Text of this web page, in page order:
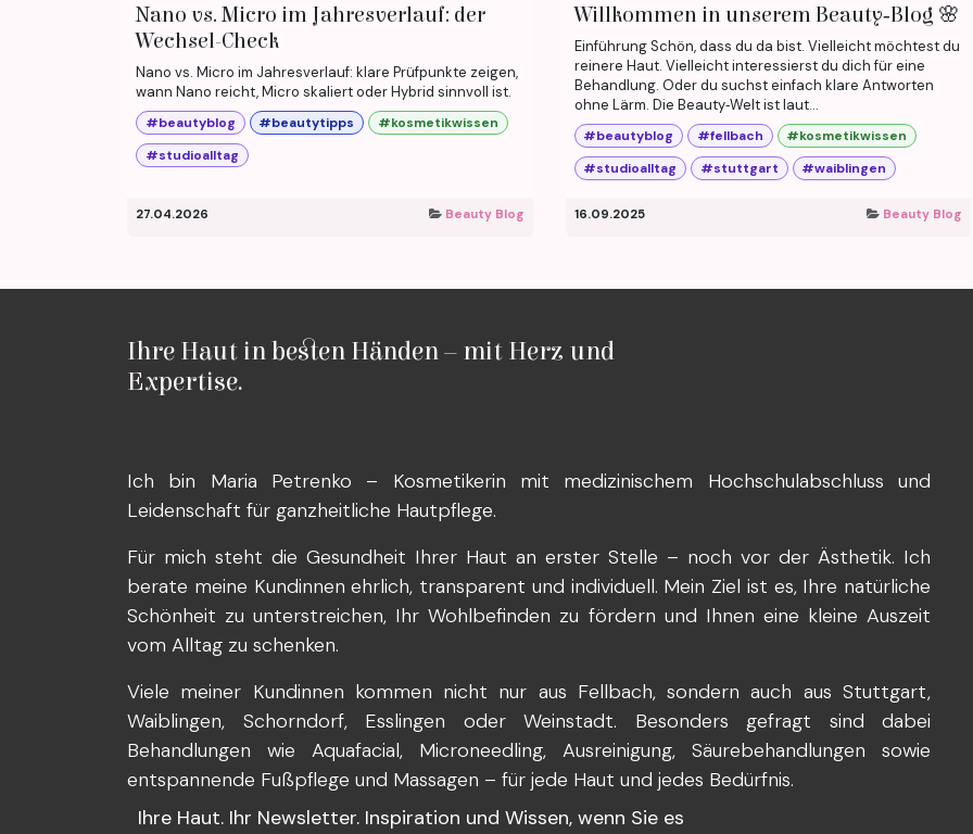
Nano vs. Micro im Jahresverlauf: der
Wechsel-Check
Nano vs. Micro im Jahresverlauf: klare Prüfpunkte zeigen,
wann Nano reicht, Micro skaliert oder Hybrid sinnvoll ist.
#beautyblog #beautytipps
#kosmetikwissen
#studioalltag
27.04.2026 Beauty Blog
Willkommen in unserem Beauty‑Blog 🌸
Einführung Schön, dass du da bist. Vielleicht möchtest du
reinere Haut. Vielleicht interessierst du dich für eine
Behandlung. Oder du suchst einfach klare Antworten
ohne Lärm. Die Beauty‑Welt ist laut...
#beautyblog #fellbach
#kosmetikwissen
#studioalltag
#stuttgart #waiblingen
16.09.2025 Beauty Blog
Ihre Haut in besten Händen – mit Herz und
Expertise.
Ich bin Maria Petrenko – Kosmetikerin mit medizinischem Hochschulabschluss und
Leidenschaft für ganzheitliche Hautpflege.
Für mich steht die Gesundheit Ihrer Haut an erster Stelle – noch vor der Ästhetik. Ich
berate meine Kundinnen ehrlich, transparent und individuell. Mein Ziel ist es, Ihre natürliche
Schönheit zu unterstreichen, Ihr Wohlbefinden zu fördern und Ihnen eine kleine Auszeit
vom Alltag zu schenken.
Viele meiner Kundinnen kommen nicht nur aus Fellbach, sondern auch aus Stuttgart,
Waiblingen, Schorndorf, Esslingen oder Weinstadt. Besonders gefragt sind dabei
Behandlungen wie Aquafacial, Microneedling, Ausreinigung, Säurebehandlungen sowie
entspannende Fußpflege und Massagen – für jede Haut und jedes Bedürfnis.
Ihre Haut. Ihr Newsletter. Inspiration und Wissen, wenn Sie es